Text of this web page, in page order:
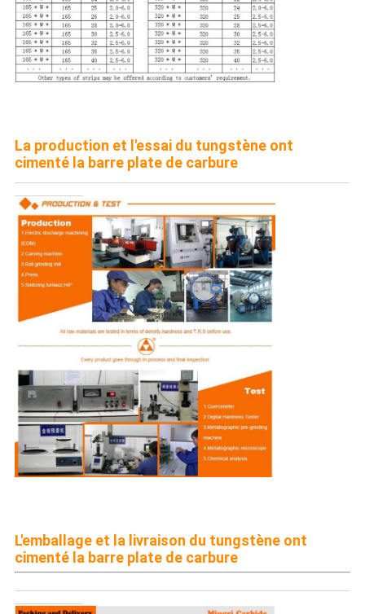
La production et l'essai du tungstène ont
cimenté la barre plate de carbure
L'emballage et la livraison du tungstène ont
cimenté la barre plate de carbure